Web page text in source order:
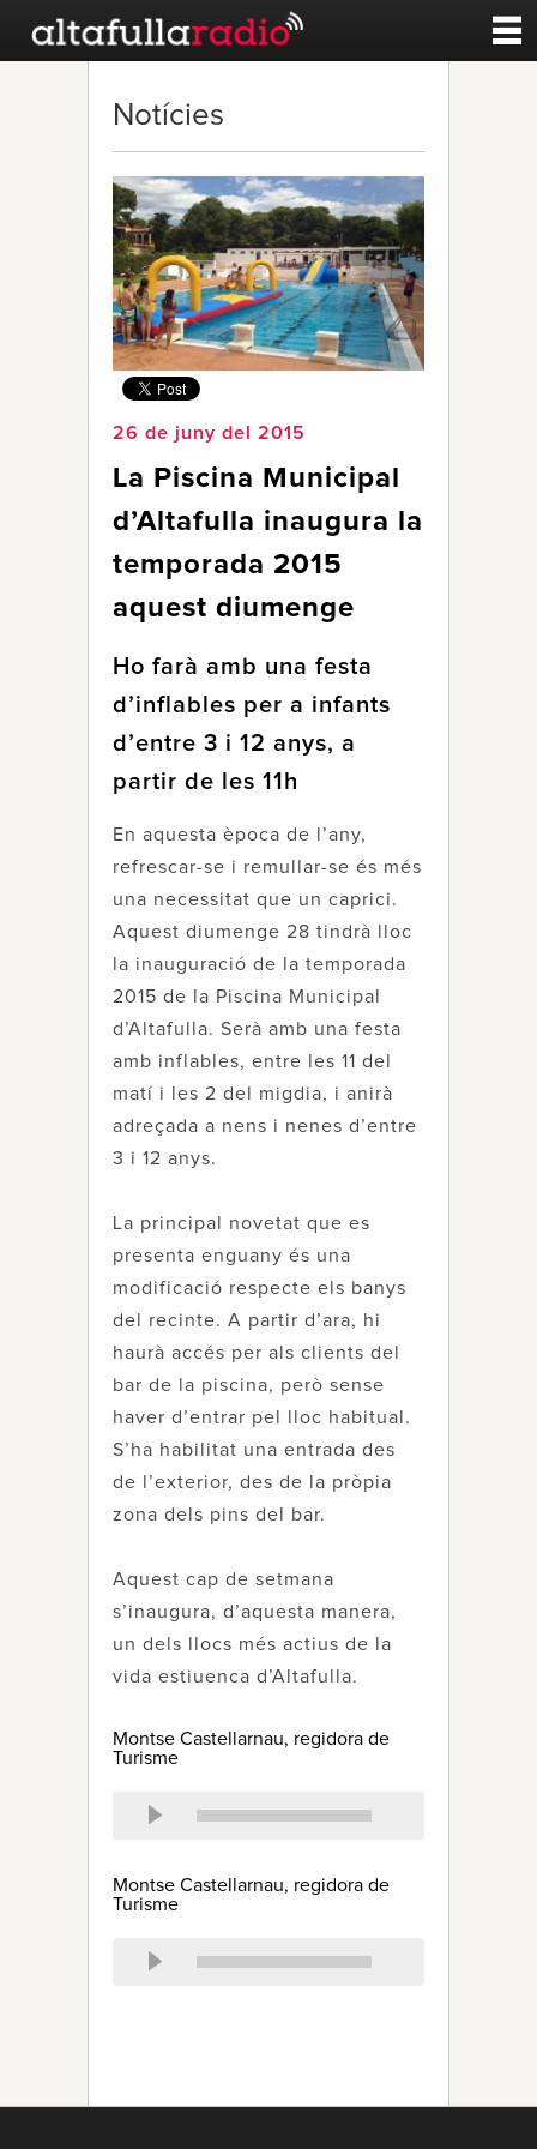
Esports
Noticies
Qui Som
Notícies
26 de juny del 2015
La Piscina Municipal
d’Altafulla inaugura la
temporada 2015
aquest diumenge
Ho farà amb una festa
d’inflables per a infants
d’entre 3 i 12 anys, a
partir de les 11h
En aquesta època de l’any,
refrescar-se i remullar-se és més
una necessitat que un caprici.
Aquest diumenge 28 tindrà lloc
la inauguració de la temporada
2015 de la Piscina Municipal
d’Altafulla. Serà amb una festa
amb inflables, entre les 11 del
matí i les 2 del migdia, i anirà
adreçada a nens i nenes d’entre
3 i 12 anys.
La principal novetat que es
presenta enguany és una
modificació respecte els banys
del recinte. A partir d’ara, hi
haurà accés per als clients del
bar de la piscina, però sense
haver d’entrar pel lloc habitual.
S’ha habilitat una entrada des
de l’exterior, des de la pròpia
zona dels pins del bar.
Aquest cap de setmana
s’inaugura, d’aquesta manera,
un dels llocs més actius de la
vida estiuenca d’Altafulla.
Montse Castellarnau, regidora de
Turisme
Montse Castellarnau, regidora de
Turisme